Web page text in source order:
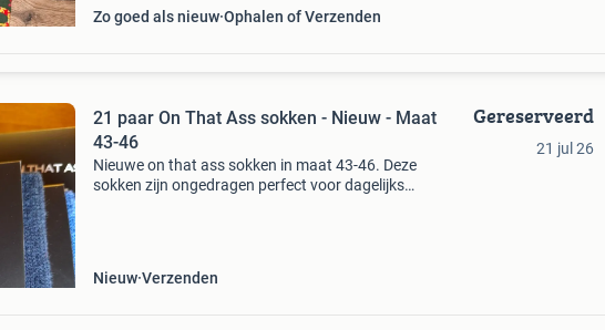
Zo goed als nieuw Ophalen of Verzenden
21 paar On That Ass sokken - Nieuw - Maat
43-46
Nieuwe on that ass sokken in maat 43-46. Deze
sokken zijn ongedragen perfect voor dagelijks
Nieuw Verzenden
Gereserveerd
21 jul 26